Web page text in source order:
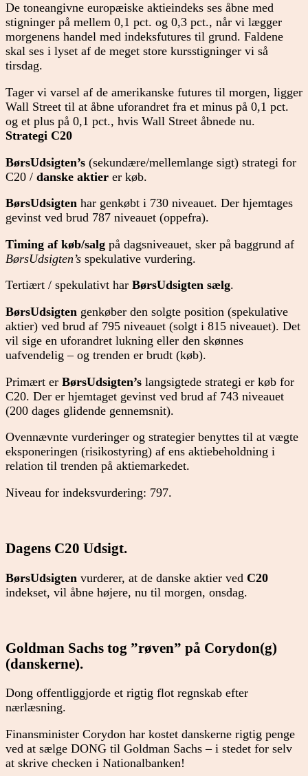
De toneangivne europæiske aktieindeks ses åbne med
stigninger på mellem 0,1 pct. og 0,3 pct., når vi lægger
morgenens handel med indeksfutures til grund. Faldene
skal ses i lyset af de meget store kursstigninger vi så
tirsdag.
Tager vi varsel af de amerikanske futures til morgen, ligger
Wall Street til at åbne uforandret fra et minus på 0,1 pct.
og et plus på 0,1 pct., hvis Wall Street åbnede nu.
Strategi C20
BørsUdsigten’s (sekundære/mellemlange sigt) strategi for
C20 / danske aktier er køb.
BørsUdsigten har genkøbt i 730 niveauet. Der hjemtages
gevinst ved brud 787 niveauet (oppefra).
Timing af køb/salg på dagsniveauet, sker på baggrund af
BørsUdsigten’s spekulative vurdering.
Tertiært / spekulativt har BørsUdsigten sælg.
BørsUdsigten genkøber den solgte position (spekulative
aktier) ved brud af 795 niveauet (solgt i 815 niveauet). Det
vil sige en uforandret lukning eller den skønnes
uafvendelig – og trenden er brudt (køb).
Primært er BørsUdsigten’s langsigtede strategi er køb for
C20. Der er hjemtaget gevinst ved brud af 743 niveauet
(200 dages glidende gennemsnit).
Ovennævnte vurderinger og strategier benyttes til at vægte
eksponeringen (risikostyring) af ens aktiebeholdning i
relation til trenden på aktiemarkedet.
Niveau for indeksvurdering: 797.
Dagens C20 Udsigt.
BørsUdsigten vurderer, at de danske aktier ved C20
indekset, vil åbne højere, nu til morgen, onsdag.
Goldman Sachs tog ”røven” på Corydon(g)
(danskerne).
Dong offentliggjorde et rigtig flot regnskab efter
nærlæsning.
Finansminister Corydon har kostet danskerne rigtig penge
ved at sælge DONG til Goldman Sachs – i stedet for selv
at skrive checken i Nationalbanken!